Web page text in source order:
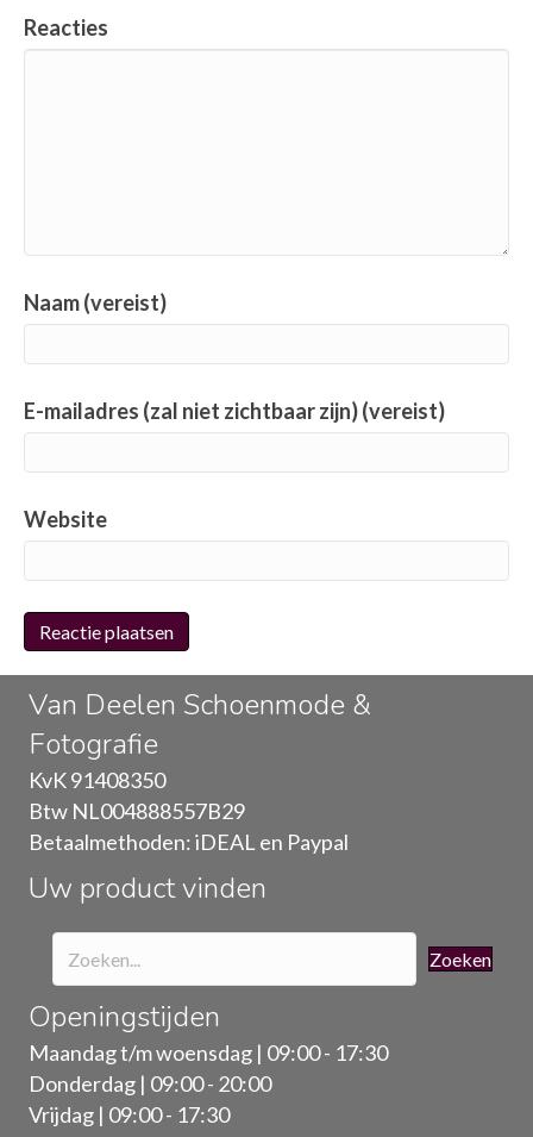
Reacties
Naam (vereist)
E-mailadres (zal niet zichtbaar zijn) (vereist)
Website
Van Deelen Schoenmode &
Fotografie
KvK 91408350
Btw NL004888557B29
Betaalmethoden: iDEAL en Paypal
Uw product vinden
Zoeken
Openingstijden
Maandag t/m woensdag | 09:00 - 17:30
Donderdag | 09:00 - 20:00
Vrijdag | 09:00 - 17:30